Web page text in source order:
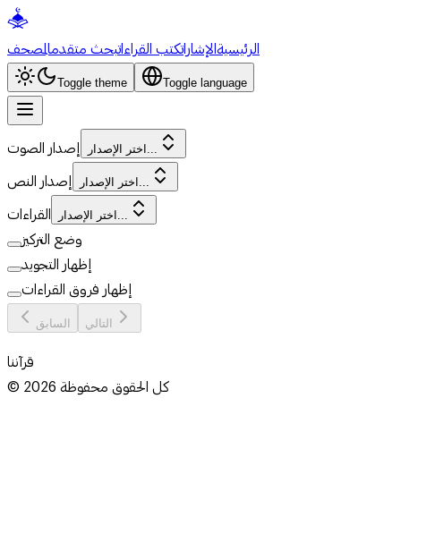
الرئيسيةالإشاراتكتب القراءاتبحث متقدمالمصحف
Toggle theme Toggle language
إصدار الصوت اختر الإصدار...
إصدار النص اختر الإصدار...
القراءات اختر الإصدار...
وضع التركيز
إظهار التجويد
إظهار فروق القراءات
السابق التالي
قرآننا
© 2026كل الحقوق محفوظة